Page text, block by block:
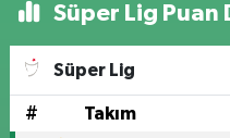
Süper Lig Puan
Süper Lig
# Takım